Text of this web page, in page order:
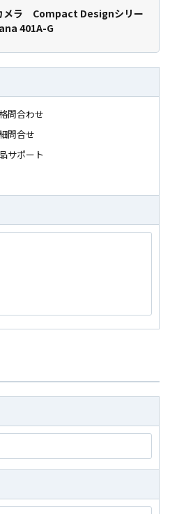
メラ Compact Designシリー
401A-G
問合わせ
問合せ
サポート